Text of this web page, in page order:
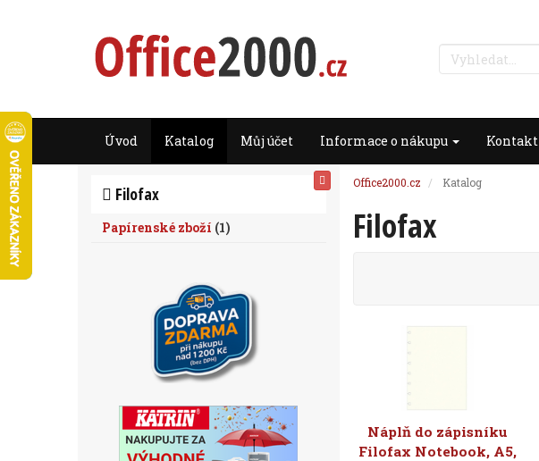
Úvod Katalog Můj účet Informace o nákupu Kontakt
Office2000.cz Katalog
Filofax
Náplň do zápisníku
Filofax Notebook, A5,
Filofax
Papírenské zboží (1)